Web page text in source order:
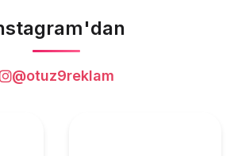
@otuz9reklam